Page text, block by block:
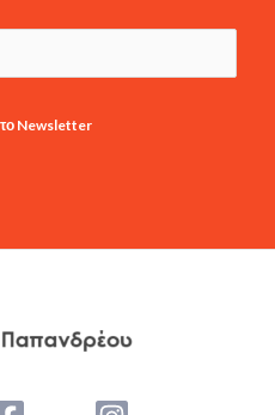
Newsletter